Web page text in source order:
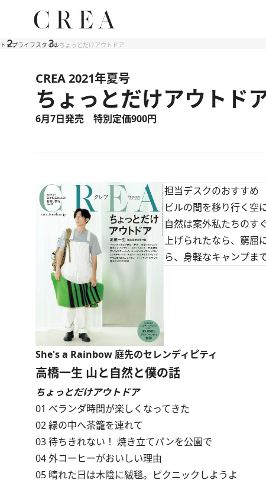
トップライフスタイルちょっとだけアウトドア
CREA 2021年夏号
ちょっとだけアウトド
6月7日発売 特別定価900円
担当デスクのおすすめ
ビルの間を移り行く空
自然は案外私たちのす
上げられたなら、窮屈
ら、身軽なキャンプま
She's a Rainbow 庭先のセレンディピティ
高橋一生 山と自然と僕の話
ちょっとだけアウトドア
01 ベランダ時間が楽しくなってきた
02 緑の中へ茶籠を連れて
03 待ちきれない！ 焼き立てパンを公園で
04 外コーヒーがおいしい理由
05 晴れた日は木陰に絨毯。ピクニックしようよ